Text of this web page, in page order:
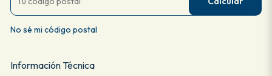
No sé mi código postal
Información Técnica